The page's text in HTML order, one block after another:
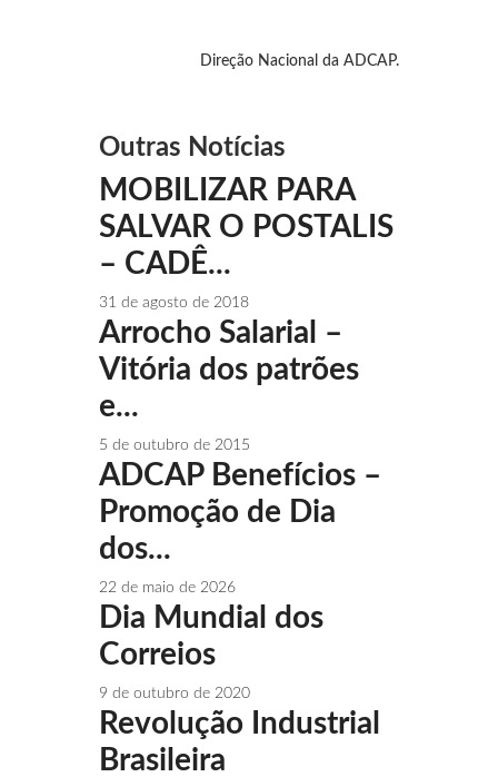
Direção Nacional da ADCAP.
Outras Notícias
MOBILIZAR PARA
SALVAR O POSTALIS
– CADÊ...
31 de agosto de 2018
Arrocho Salarial –
Vitória dos patrões
e...
5 de outubro de 2015
ADCAP Benefícios –
Promoção de Dia
dos...
22 de maio de 2026
Dia Mundial dos
Correios
9 de outubro de 2020
Revolução Industrial
Brasileira